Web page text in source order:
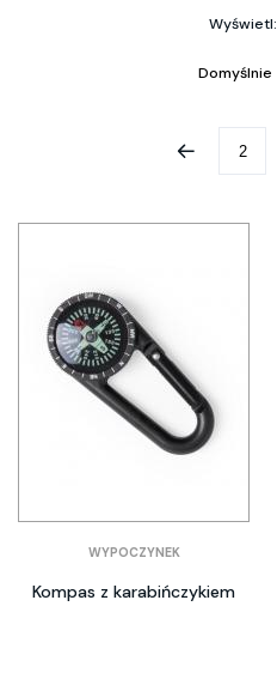
Wyświetl:
WYPOCZYNEK
Kompas z karabińczykiem